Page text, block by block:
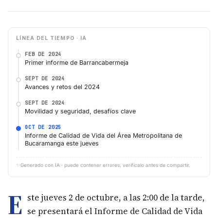
LÍNEA DEL TIEMPO · IA
FEB DE 2024
Primer informe de Barrancabermeja
SEPT DE 2024
Avances y retos del 2024
SEPT DE 2024
Movilidad y seguridad, desafíos clave
OCT DE 2025
Informe de Calidad de Vida del Área Metropolitana de
Bucaramanga este jueves
✨ Generado con IA · puede contener errores, verifícalo antes de compartir.
E ste jueves 2 de octubre, a las 2:00 de la tarde,
se presentará el Informe de Calidad de Vida